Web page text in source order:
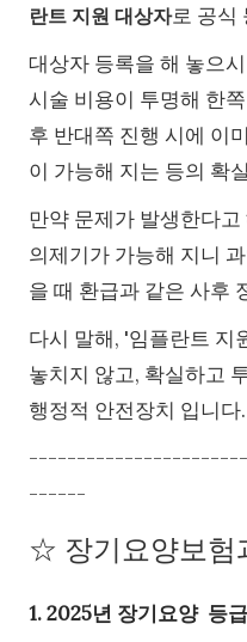
란트 지원 대상자로 공식
대상자 등록을 해 놓으
시술 비용이 투명해 한
후 반대쪽 진행 시에 이
이 가능해 지는 등의 확
만약 문제가 발생한다
의제기가 가능해 지니
을 때 환급과 같은 사후
다시 말해, '임플란트 지
놓치지 않고, 확실하고
행정적 안전장치 입니다.
------
☆ 장기요양보험
1. 2025년 장기요양 등